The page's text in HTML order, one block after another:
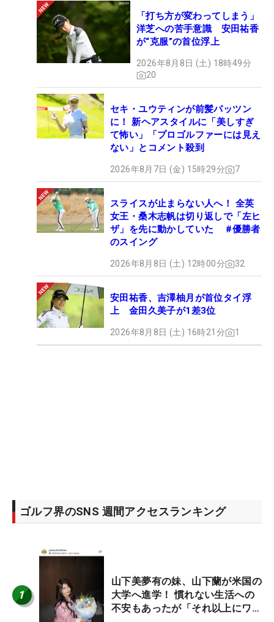
「打ち方が変わってしまう」
洋芝への苦手意識 安田祐香
が“克服”の首位浮上
2026年8月8日 (土) 18時49分
20
セキ・ユウティンが前髪パッツン
に！ 新ヘアスタイルに「美しすぎ
て怖い」「プロゴルファーには見え
ない」とコメント殺到
2026年8月7日 (金) 15時29分 7
スライスが止まらない人へ！ 全英
女王・桑木志帆は切り返しで「左ヒ
ザ」を先に動かしていた #優勝者
のスイング
2026年8月8日 (土) 12時00分 32
安田祐香、吉澤柚月が首位タイ浮
上 金田久美子が1差3位
2026年8月8日 (土) 16時21分 1
ゴルフ界のSNS 週間アクセスランキング
1
山下美夢有の妹、山下蘭が米国の
大学へ進学！ 慣れない生活への
不安もあったが「それ以上にワク